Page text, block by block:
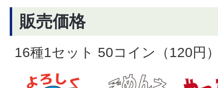
販売価格
16種1セット 50コイン（120円